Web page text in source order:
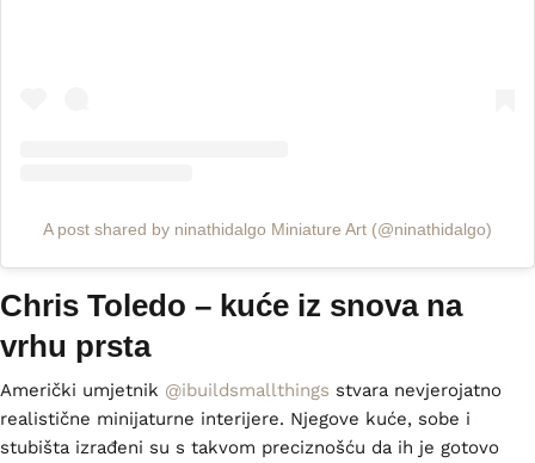
A post shared by ninathidalgo Miniature Art (@ninathidalgo)
Chris Toledo – kuće iz snova na
vrhu prsta
Američki umjetnik @ibuildsmallthings stvara nevjerojatno
realistične minijaturne interijere. Njegove kuće, sobe i
stubišta izrađeni su s takvom preciznošću da ih je gotovo